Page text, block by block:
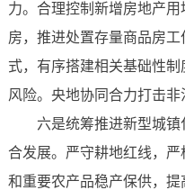
力。合理控制新增房地产
房，推进处置存量商品房
式，有序搭建相关基础性
风险。央地协同合力打击非
六是统筹推进新型城镇
合发展。严守耕地红线，
和重要农产品稳产保供，